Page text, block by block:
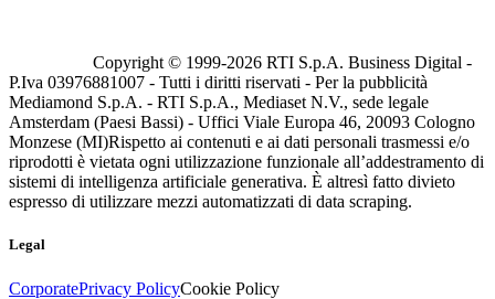
Copyright © 1999-2026 RTI S.p.A. Business Digital -
P.Iva 03976881007 - Tutti i diritti riservati - Per la pubblicità
Mediamond S.p.A. - RTI S.p.A., Mediaset N.V., sede legale
Amsterdam (Paesi Bassi) - Uffici Viale Europa 46, 20093 Cologno
Monzese (MI)Rispetto ai contenuti e ai dati personali trasmessi e/o
riprodotti è vietata ogni utilizzazione funzionale all’addestramento di
sistemi di intelligenza artificiale generativa. È altresì fatto divieto
espresso di utilizzare mezzi automatizzati di data scraping.
Legal
CorporatePrivacy PolicyCookie Policy